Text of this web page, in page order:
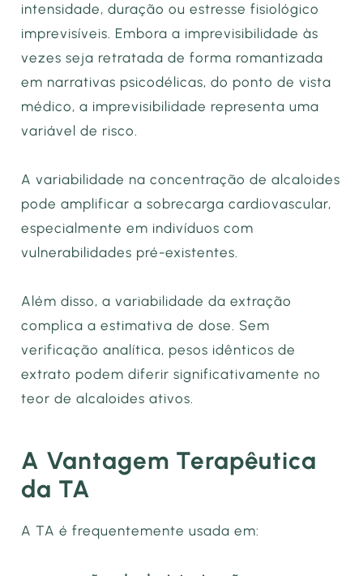
intensidade, duração ou estresse fisiológico
imprevisíveis. Embora a imprevisibilidade às
vezes seja retratada de forma romantizada
em narrativas psicodélicas, do ponto de vista
médico, a imprevisibilidade representa uma
variável de risco.
A variabilidade na concentração de alcaloides
pode amplificar a sobrecarga cardiovascular,
especialmente em indivíduos com
vulnerabilidades pré-existentes.
Além disso, a variabilidade da extração
complica a estimativa de dose. Sem
verificação analítica, pesos idênticos de
extrato podem diferir significativamente no
teor de alcaloides ativos.
A Vantagem Terapêutica
da TA
A TA é frequentemente usada em: